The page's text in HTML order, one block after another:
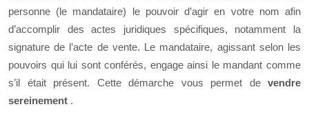
personne (le mandataire) le pouvoir d’agir en votre nom afin
d’accomplir des actes juridiques spécifiques, notamment la
signature de l’acte de vente. Le mandataire, agissant selon les
pouvoirs qui lui sont conférés, engage ainsi le mandant comme
s’il était présent. Cette démarche vous permet de vendre
sereinement .